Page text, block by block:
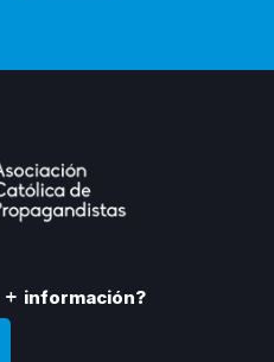
información?